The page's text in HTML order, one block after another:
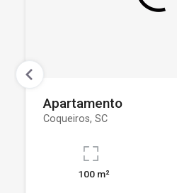
Apartamento
Coqueiros, SC
100 m²